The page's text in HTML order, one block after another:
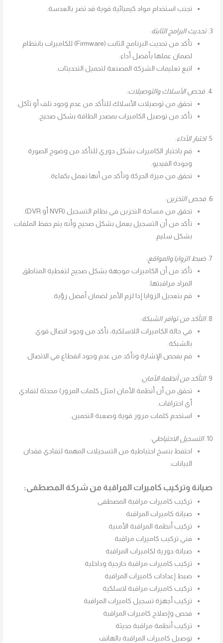
تجنب استخدام مواد كيميائية قوية قد تضر بالعدسة.
3. تحديث البرامج الثابتة:
تأكد من تحديث البرنامج الثابت (Firmware) للكاميرات بانتظام
لضمان عملها بأفضل أداء.
اتبع تعليمات الشركة المصنعة لتحميل التحديثات.
4. فحص الأسلاك والتوصيلات:
تحقق من توصيلات الأسلاك للتأكد من عدم وجود تلف أو تآكل.
تأكد من توصيل الكاميرات بمصدر الطاقة بشكل صحيح.
5. اختبار الأداء:
قم باختبار الكاميرات بشكل دوري للتأكد من وضوح الصورة
وجودة الفيديو.
تحقق من ميزة الحركة وتأكد من أنها تعمل بكفاءة.
6. فحص التخزين:
تحقق من مساحة التخزين في نظام التسجيل (NVR أو DVR).
تأكد من أن التسجيل يعمل بشكل صحيح وأنه يتم حفظ الملفات
بشكل سليم.
7. ضبط الزوايا والمواقع :
تأكد من أن الكاميرات موجهة بشكل صحيح لتغطية المناطق
المراد مراقبتها.
قم بتعديل الزوايا إذا لزم الأمر لضمان أفضل رؤية.
8. التأكد من توافر الشبكة:
في حالة الكاميرات اللاسلكية، تأكد من وجود اتصال قوي
بالشبكة.
قم بفحص الإشارة وتأكد من عدم وجود انقطاع في الاتصال.
9. التأكد من أنظمة الأمان:
تحقق من أن أنظمة الأمان (مثل كلمات المرور) محدثة لتفادي
أي اختراقات.
استخدم كلمات مرور قوية وصعبة التخمين.
10. التسجيل الاحتياطي:
احتفظ بنسخ احتياطية من التسجيلات المهمة لتفادي فقدان
البيانات.
صيانة وتركيب كاميرات المراقبة من شركة المصطفى:
تركيب كاميرات مراقبة المصطفى
صيانة كاميرات المراقبة
تركيب أنظمة المراقبة الأمنية
فني تركيب كاميرات مراقبة
صيانة دورية لكاميرات المراقبة
تركيب كاميرات مراقبة خارجية وداخلية
ضبط إعدادات كاميرات المراقبة
تركيب كاميرات مراقبة لاسلكية
تركيب أجهزة تسجيل كاميرات المراقبة
فحص وإصلاح كاميرات المراقبة
تركيب أنظمة مراقبة حديثة
توصيل كاميرات المراقبة بالهاتف